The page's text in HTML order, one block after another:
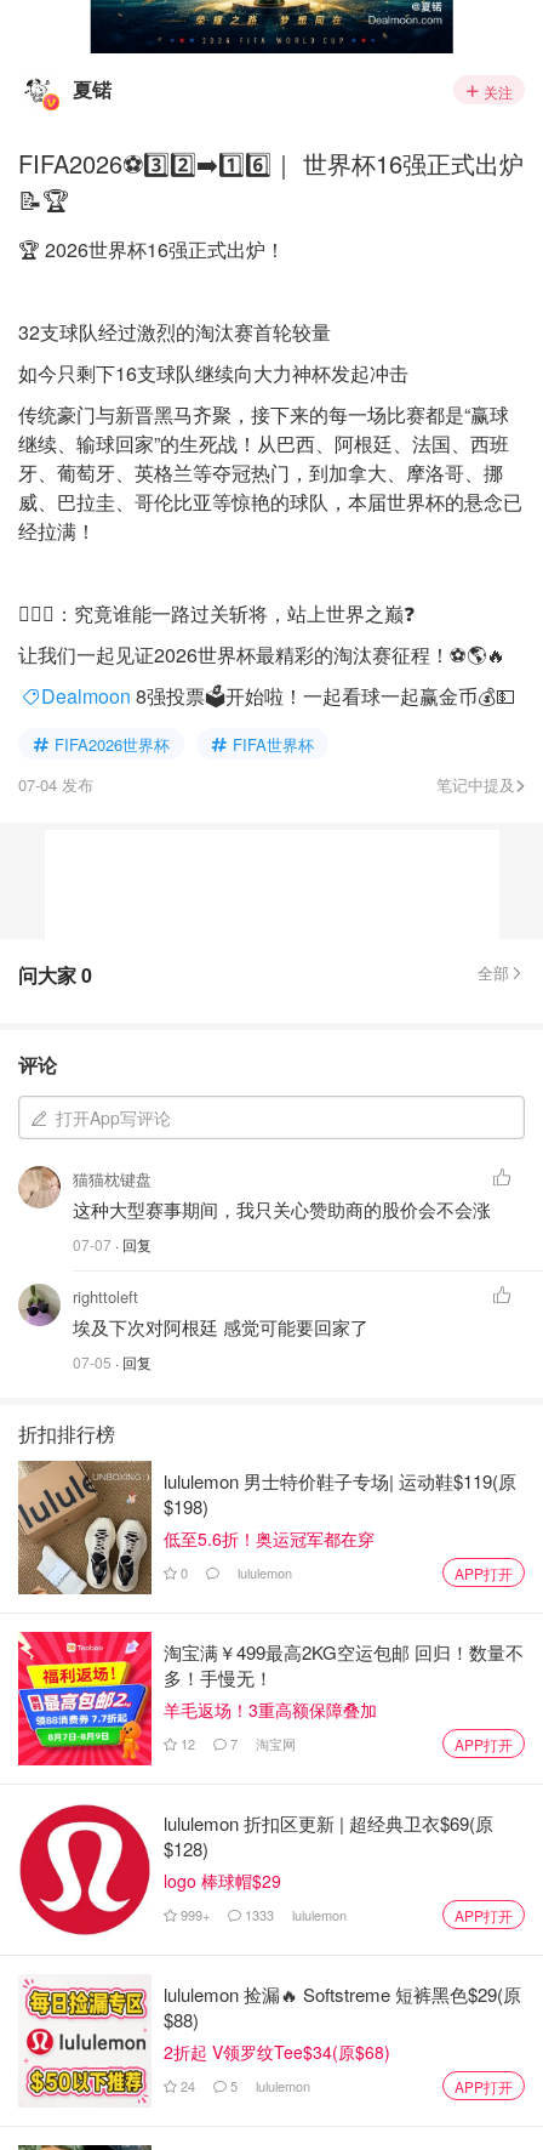
夏锘 关注
FIFA2026⚽️3️⃣2️⃣➡️1️⃣6️⃣｜ 世界杯16强正式出炉
📝🏆
🏆 2026世界杯16强正式出炉！
32支球队经过激烈的淘汰赛首轮较量
如今只剩下16支球队继续向大力神杯发起冲击
传统豪门与新晋黑马齐聚，接下来的每一场比赛都是“赢球
继续、输球回家”的生死战！从巴西、阿根廷、法国、西班
牙、葡萄牙、英格兰等夺冠热门，到加拿大、摩洛哥、挪
威、巴拉圭、哥伦比亚等惊艳的球队，本届世界杯的悬念已
经拉满！
🙋🏻‍♀️：究竟谁能一路过关斩将，站上世界之巅❓
让我们一起见证2026世界杯最精彩的淘汰赛征程！⚽🌎🔥
Dealmoon 8强投票🗳️开始啦！一起看球一起赢金币💰💵
FIFA2026世界杯
FIFA世界杯
07-04 发布
笔记中提及
问大家0 全部
评论
打开App写评论
猫猫枕键盘
这种大型赛事期间，我只关心赞助商的股价会不会涨
07-07 · 回复
righttoleft
埃及下次对阿根廷 感觉可能要回家了
07-05 · 回复
折扣排行榜
lululemon 男士特价鞋子专场| 运动鞋$119(原
$198)
低至5.6折！奥运冠军都在穿
0 lululemon APP打开
淘宝满￥499最高2KG空运包邮 回归！数量不
多！手慢无！
羊毛返场！3重高额保障叠加
12 7 淘宝网 APP打开
lululemon 折扣区更新 | 超经典卫衣$69(原
$128)
logo 棒球帽$29
999+ 1333 lululemon APP打开
lululemon 捡漏🔥 Softstreme 短裤黑色$29(原
$88)
2折起 V领罗纹Tee$34(原$68)
24 5 lululemon APP打开